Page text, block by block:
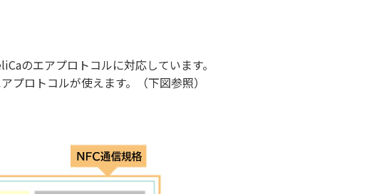
のエアプロトコルに対応しています。
ロトコルが使えます。（下図参照）